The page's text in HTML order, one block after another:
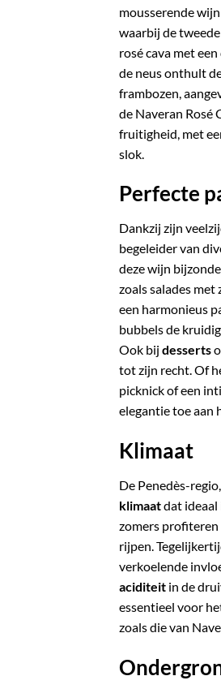
mousserende
waarbij de
rosé cava met
de neus onthult
frambozen,
de Naveran Rosé
fruitigheid, met
slok.
Perfecte
Dankzij zijn
begeleider van
deze wijn
zoals salades met
een harmonieus
bubbels de
Ook bij desserts
tot zijn recht.Of
picknick of een
elegantie toe aan
Klimaat
De Penedès-
klimaatdat ideaal
zomers
rijpen.
verkoelende
aciditeit in de
essentieel voor
zoals die van